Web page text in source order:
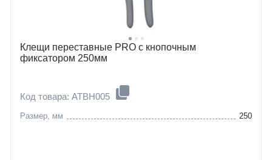
Клещи переставные PRO с кнопочным
фиксатором 250мм
Код товара: ATBH005
Размер, мм 250